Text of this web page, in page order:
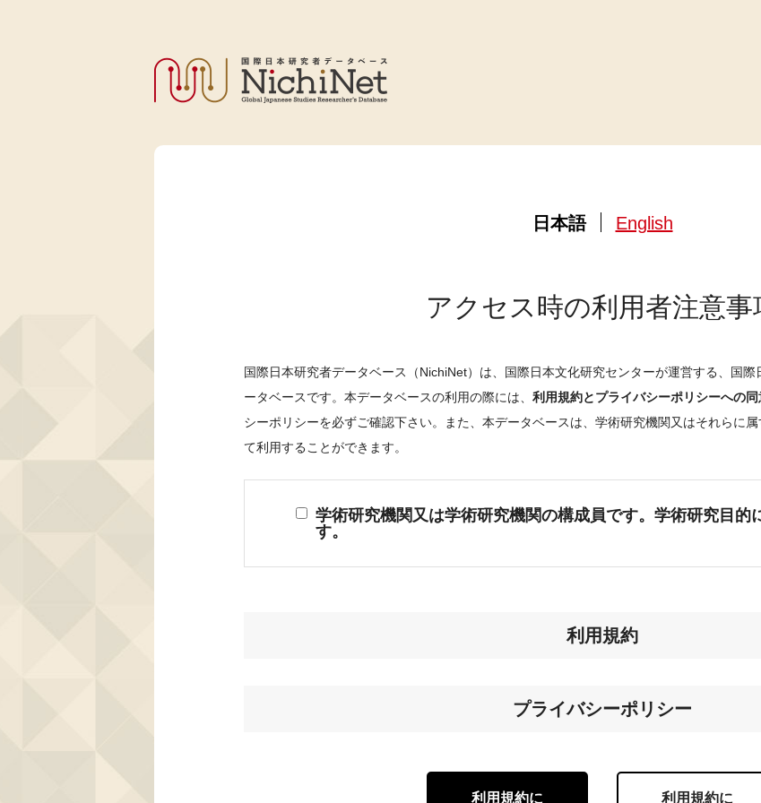
日本語 English
アクセス時の利用者注意事
国際日本研究者データベース（NichiNet）は、国際日本文化研究センターが運営する、国
ータベースです。本データベースの利用の際には、 利用規約とプライバシーポリシーへの同
シーポリシーを必ずご確認下さい。また、本データベースは、学術研究機関又はそれらに
て利用することができます。
学術研究機関又は学術研究機関の構成員です。学術研究目的
す。
利用規約
プライバシーポリシー
利用規約に 利用規約に